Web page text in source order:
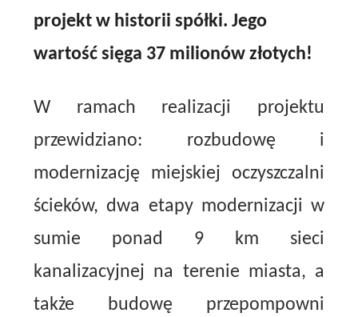
projekt w historii spółki. Jego
wartość sięga 37 milionów złotych!
W ramach realizacji projektu
przewidziano: rozbudowę i
modernizację miejskiej oczyszczalni
ścieków, dwa etapy modernizacji w
sumie ponad 9 km sieci
kanalizacyjnej na terenie miasta, a
także budowę przepompowni